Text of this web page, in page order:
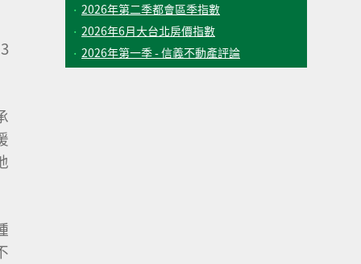
2026年第二季都會區季指數
2026年6月大台北房價指數
2026年第一季 - 信義不動產評論